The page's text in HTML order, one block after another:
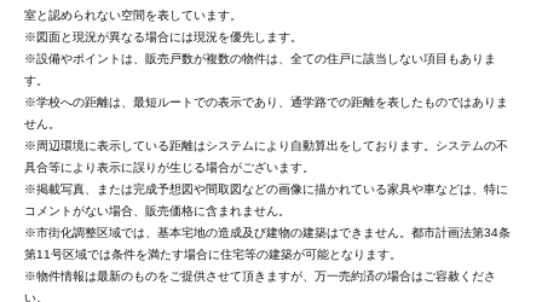
室と認められない空間を表しています。
※図面と現況が異なる場合には現況を優先します。
※設備やポイントは、販売戸数が複数の物件は、全ての住戸に該当しない項目もありま
す。
※学校への距離は、最短ルートでの表示であり、通学路での距離を表したものではありま
せん。
※周辺環境に表示している距離はシステムにより自動算出をしております。システムの不
具合等により表示に誤りが生じる場合がございます。
※掲載写真、または完成予想図や間取図などの画像に描かれている家具や車などは、特に
コメントがない場合、販売価格に含まれません。
※市街化調整区域では、基本宅地の造成及び建物の建築はできません。都市計画法第34条
第11号区域では条件を満たす場合に住宅等の建築が可能となります。
※物件情報は最新のものをご提供させて頂きますが、万一売約済の場合はご容赦くださ
い。